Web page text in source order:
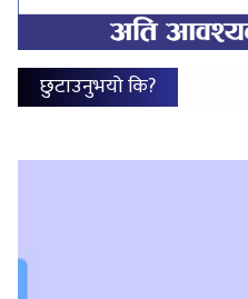
छुटाउनुभयो कि?